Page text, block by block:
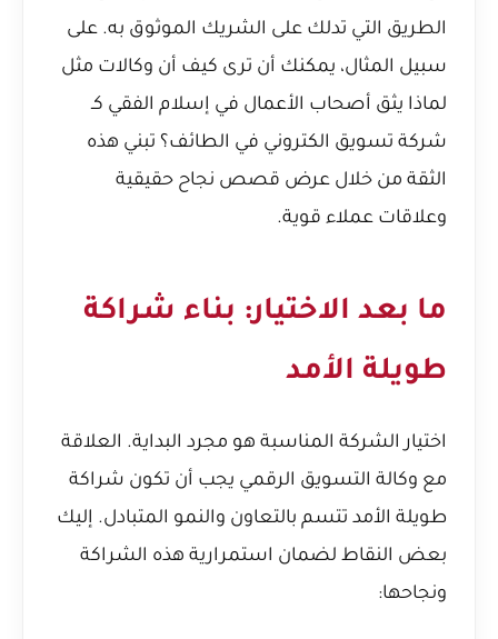
الطريق التي تدلك على الشريك الموثوق به. على
سبيل المثال، يمكنك أن ترى كيف أن وكالات مثل
لماذا يثق أصحاب الأعمال في إسلام الفقي كـ
شركة تسويق الكتروني في الطائف؟ تبني هذه
الثقة من خلال عرض قصص نجاح حقيقية
وعلاقات عملاء قوية.
ما بعد الاختيار: بناء شراكة
طويلة الأمد
اختيار الشركة المناسبة هو مجرد البداية. العلاقة
مع وكالة التسويق الرقمي يجب أن تكون شراكة
طويلة الأمد تتسم بالتعاون والنمو المتبادل. إليك
بعض النقاط لضمان استمرارية هذه الشراكة
ونجاحها: